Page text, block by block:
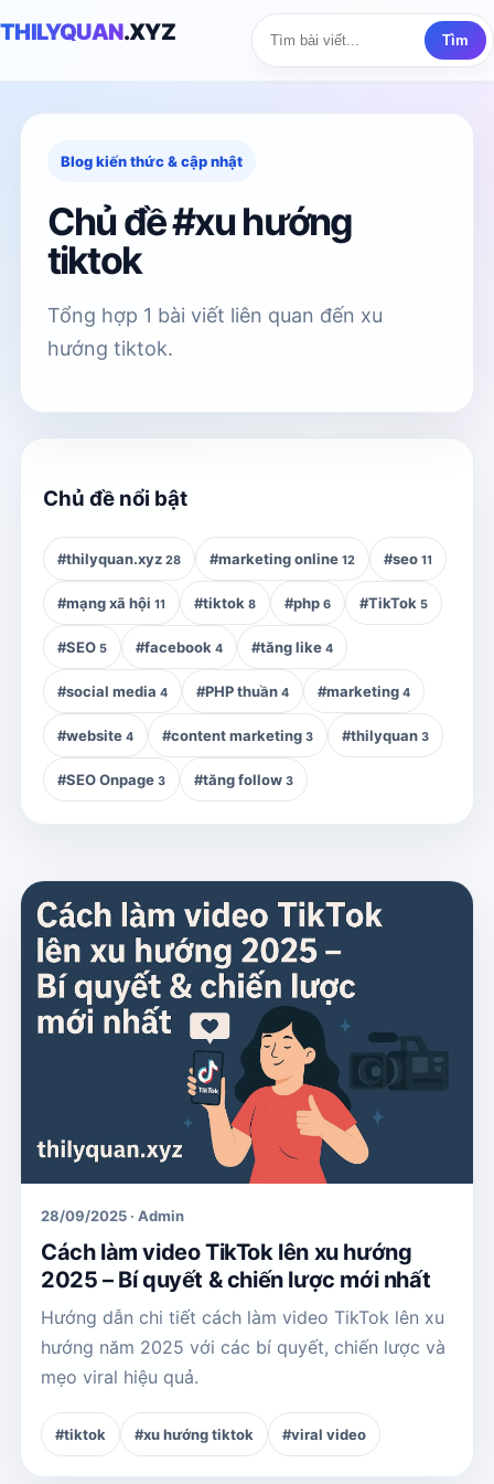
THILYQUAN.XYZ Tìm
Blog kiến thức & cập nhật
Chủ đề #xu hướng
tiktok
Tổng hợp 1 bài viết liên quan đến xu
hướng tiktok.
Chủ đề nổi bật
#thilyquan.xyz 28 #marketing online 12 #seo 11
#mạng xã hội 11 #tiktok 8 #php 6 #TikTok 5
#SEO 5 #facebook 4 #tăng like 4
#social media 4 #PHP thuần 4 #marketing 4
#website 4 #content marketing 3 #thilyquan 3
#SEO Onpage 3 #tăng follow 3
28/09/2025 · Admin
Cách làm video TikTok lên xu hướng
2025 – Bí quyết & chiến lược mới nhất
Hướng dẫn chi tiết cách làm video TikTok lên xu
hướng năm 2025 với các bí quyết, chiến lược và
mẹo viral hiệu quả.
#tiktok #xu hướng tiktok #viral video